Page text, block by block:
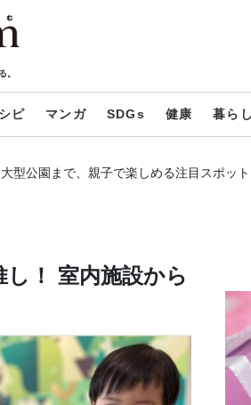
。
ピ マンガ SDGs 健康 暮らし
型公園まで、親子で楽しめる注目スポッ
！ 室内施設から